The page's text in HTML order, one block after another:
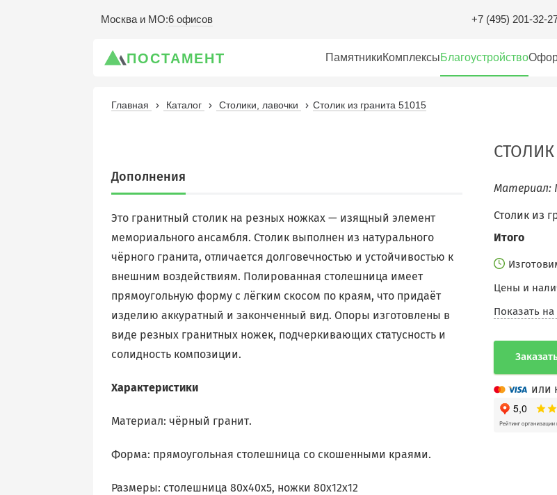
Москва и МО:6 офисов +7 (495) 201-32-
ПОСТАМЕНТ ПамятникиКомплексыБлагоустройство
Главная Каталог Столики, лавочки Столик из гранита 51015
Дополнения
Это гранитный столик на резных ножках — изящный элемент
мемориального ансамбля. Столик выполнен из натурального
чёрного гранита, отличается долговечностью и устойчивостью к
внешним воздействиям. Полированная столешница имеет
прямоугольную форму с лёгким скосом по краям, что придаёт
изделию аккуратный и законченный вид. Опоры изготовлены в
виде резных гранитных ножек, подчеркивающих статусность и
солидность композиции.
Характеристики
Материал: чёрный гранит.
Форма: прямоугольная столешница со скошенными краями.
Размеры: столешница 80х40х5, ножки 80х12х12
СТОЛИК
Материал:
Столик из
Итого
Цены и
Показать на
или